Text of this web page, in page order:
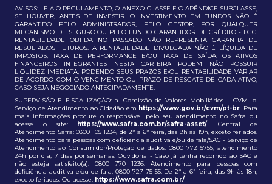
AVISOS: LEIA O REGULAMENTO, O ANEXO-CLASSE E O APÊNDICE SUBCLASSE,
SE HOUVER, ANTES DE INVESTIR. O INVESTIMENTO EM FUNDOS NÃO É
GARANTIDO PELO ADMINISTRADOR, PELO GESTOR, POR QUALQUER
MECANISMO DE SEGURO OU PELO FUNDO GARANTIDOR DE CRÉDITO - FGC.
RENTABILIDADE OBTIDA NO PASSADO NÃO REPRESENTA GARANTIA DE
RESULTADOS FUTUROS. A RENTABILIDADE DIVULGADA NÃO É LÍQUIDA DE
IMPOSTOS, TAXA DE PERFORMANCE E/OU TAXA DE SAÍDA. OS ATIVOS
FINANCEIROS INTEGRANTES NESTA CARTEIRA PODEM NÃO POSSUIR
LIQUIDEZ IMEDIATA, PODENDO SEUS PRAZOS E/OU RENTABILIDADE VARIAR
DE ACORDO COM O VENCIMENTO OU PRAZO DE RESGATE DE CADA ATIVO,
CASO SEJA NEGOCIADO ANTECIPADAMENTE.
SUPERVISÃO E FISCALIZAÇÃO: a. Comissão de Valores Mobiliários – CVM. b.
Serviço de Atendimento ao Cidadão em https://www.gov.br/cvm/pt-br. Para
mais informações procure o responsável pelo seu atendimento no Safra ou
acesse o site: https://www.safra.com.br/safra-asset/. Central de
Atendimento Safra: 0300 105 1234, de 2ª a 6ª feira, das 9h às 19h, exceto feriados.
Atendimento para pessoas com deficiência auditiva e/ou de fala/SAC - Serviço de
Atendimento ao Consumidor/Proteção de dados: 0800 772 5755, atendimento
24h por dia, 7 dias por semanas. Ouvidoria - Caso já tenha recorrido ao SAC e
não esteja satisfeito(a): 0800 770 1236. Atendimento para pessoas com
deficiência auditiva e/ou de fala: 0800 727 75 55. De 2ª a 6ª feira, das 9h às 18h,
exceto feriados. Ou acesse: https://www.safra.com.br/